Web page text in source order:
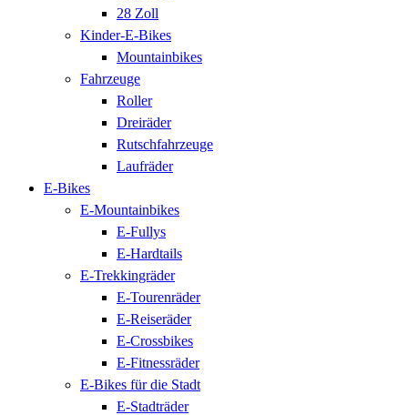
28 Zoll
Kinder-E-Bikes
Mountainbikes
Fahrzeuge
Roller
Dreiräder
Rutschfahrzeuge
Laufräder
E-Bikes
E-Mountainbikes
E-Fullys
E-Hardtails
E-Trekkingräder
E-Tourenräder
E-Reiseräder
E-Crossbikes
E-Fitnessräder
E-Bikes für die Stadt
E-Stadträder